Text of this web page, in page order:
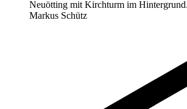
Markus Schütz